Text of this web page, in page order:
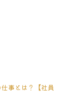
事とは？【社員